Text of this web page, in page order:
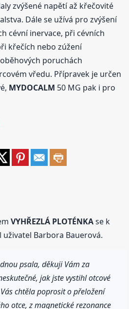
zvýšené napětí až křečovité
Dále se užívá pro zvýšení
cévní inervace, při cévních
křečích nebo zúžení
poruchách
vředu. Přípravek je určen
MYDOCALM 50 MG pak i pro
VYHŘEZLÁ PLOTÉNKAse k
Barbora Bauerová.
psala, děkuji Vám za
jak jste vystihl otcové
chtěla poprosit o přeložení
otce, z magnetické rezonance